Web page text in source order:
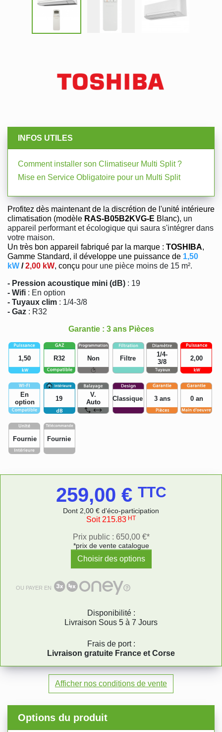
INFOS UTILES
Comment installer son Climatiseur Multi Split ?
Mise en Service Obligatoire pour un Multi Split
Profitez dès maintenant de la discrétion de l'unité intérieure
climatisation (modèle RAS-B05B2KVG-E Blanc), un
appareil performant et écologique qui saura s'intégrer dans
votre maison.
Un très bon appareil fabriqué par la marque : TOSHIBA,
Gamme Standard, il développe une puissance de 1,50
kW /2,00 kW, conçu pour une pièce moins de 15 m².
- Pression acoustique mini (dB) : 19
- Wifi : En option
- Tuyaux clim : 1/4-3/8
- Gaz : R32
Garantie : 3 ans Pièces
3 ans 0 an
1,50 2,00
Fournie Fournie
1/4-
3/8
En
option
Non
19 Classique
V.
Auto
Filtre
R32
259,00 € TTC
Dont 2,00 € d'éco-participation
Soit 215.83 HT
Prix public : 650,00 €*
*prix de vente catalogue
Choisir des options
OU PAYER EN
Disponibilité :
Livraison Sous 5 à 7 Jours
Frais de port :
Livraison gratuite France et Corse
Afficher nos conditions de vente
Options du produit